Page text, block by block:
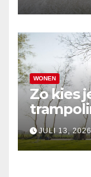
WONEN
Zo kies
JULI 13,